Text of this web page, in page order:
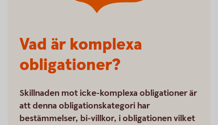
Vad är komplexa
obligationer?
Skillnaden mot icke-komplexa obligationer är
att denna obligationskategori har
bestämmelser, bi-villkor, i obligationen vilket